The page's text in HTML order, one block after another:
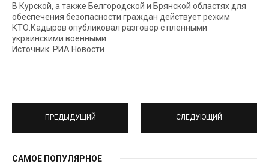
В Курской, а также Белгородской и Брянской областях для
обеспечения безопасности граждан действует режим
КТО.Кадыров опубликовал разговор с пленными
украинскими военными
Источник: РИА Новости
ПРЕДЫДУЩИЙ СЛЕДУЮЩИЙ
САМОЕ ПОПУЛЯРНОЕ